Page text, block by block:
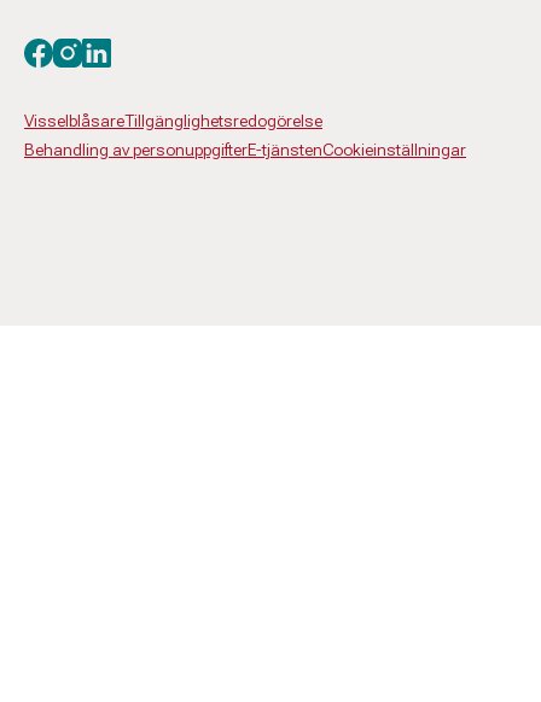
VisselblåsareTillgänglighetsredogörelse
Behandling av personuppgifterE-tjänstenCookieinställningar
Besök oss på facebook
Besök oss på instagram
Besök oss på linkedin